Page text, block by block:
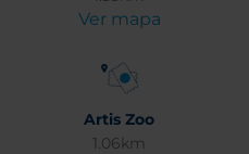
Ver mapa
Artis Zoo
1.06km